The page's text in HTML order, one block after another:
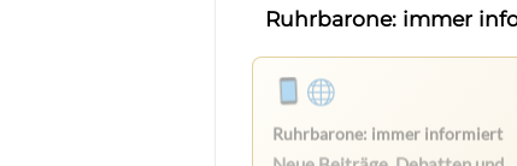
Ruhrbarone: immer